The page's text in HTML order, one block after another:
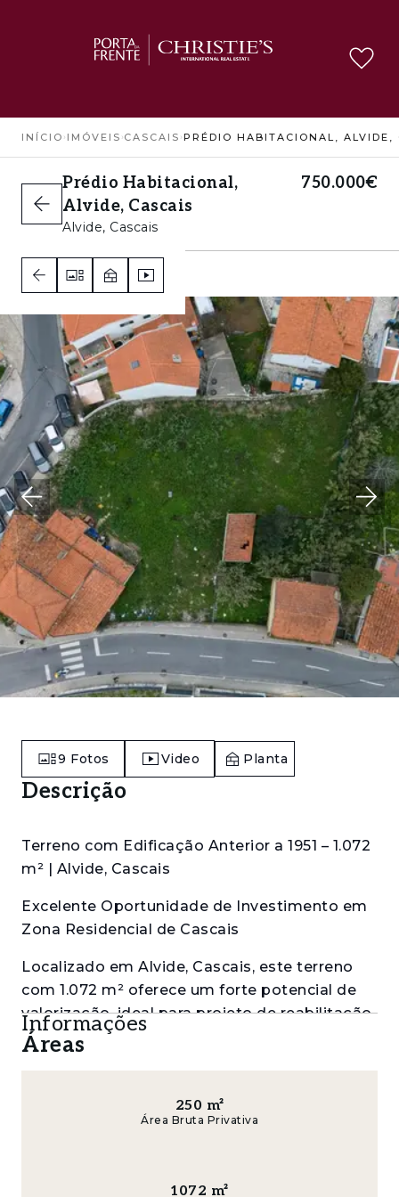
INÍCIO › IMÓVEIS ›CASCAIS ›
Prédio Habitacional,
Alvide, Cascais
Alvide, Cascais
750.000€
9 Fotos Video Planta
Descrição
Terreno com Edificação Anterior a 1951 – 1.072
m² | Alvide, Cascais
Excelente Oportunidade de Investimento em
Zona Residencial de Cascais
Localizado em Alvide, Cascais, este terreno
com 1.072 m² oferece um forte potencial de
valorização, ideal para projeto de reabilitação
ou nova construção numa das zonas mais
No terreno encontra-se um pequeno edifício
de dois pisos, destinado a habitação e
autenticidade à propriedade, oferecendo
Informações
Áreas
250 m²
Área Bruta Privativa
1072 m²